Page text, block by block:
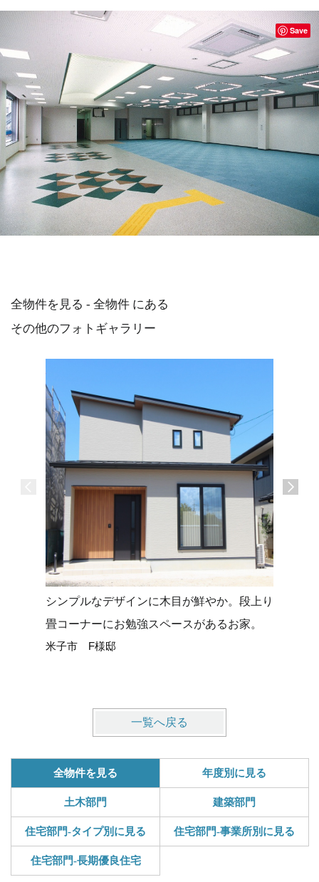
Save
全物件を見る - 全物件 にある
その他のフォトギャラリー
シンプルなデザインに木目が鮮やか。段上り
畳コーナーにお勉強スペースがあるお家。
米子市 F様邸
一覧へ戻る
全物件を見る 年度別に見る
土木部門 建築部門
住宅部門-タイプ別に見る 住宅部門-事業所別に見る
住宅部門-長期優良住宅